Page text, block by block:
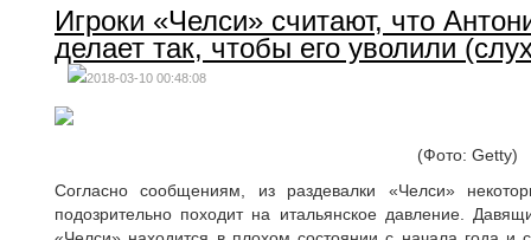
Игроки «Челси» считают, что
делает так, чтобы его уволили
2018-03-10 00:48:08
(Фото: Getty)
Согласно сообщениям, из раздевалки «Челси»
подозрительно походит на итальянское давление.